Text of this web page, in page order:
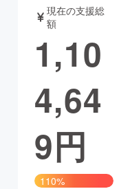
音楽
ゲーム・サ
現在の支援総
額
1,10
4,64
9円
110%